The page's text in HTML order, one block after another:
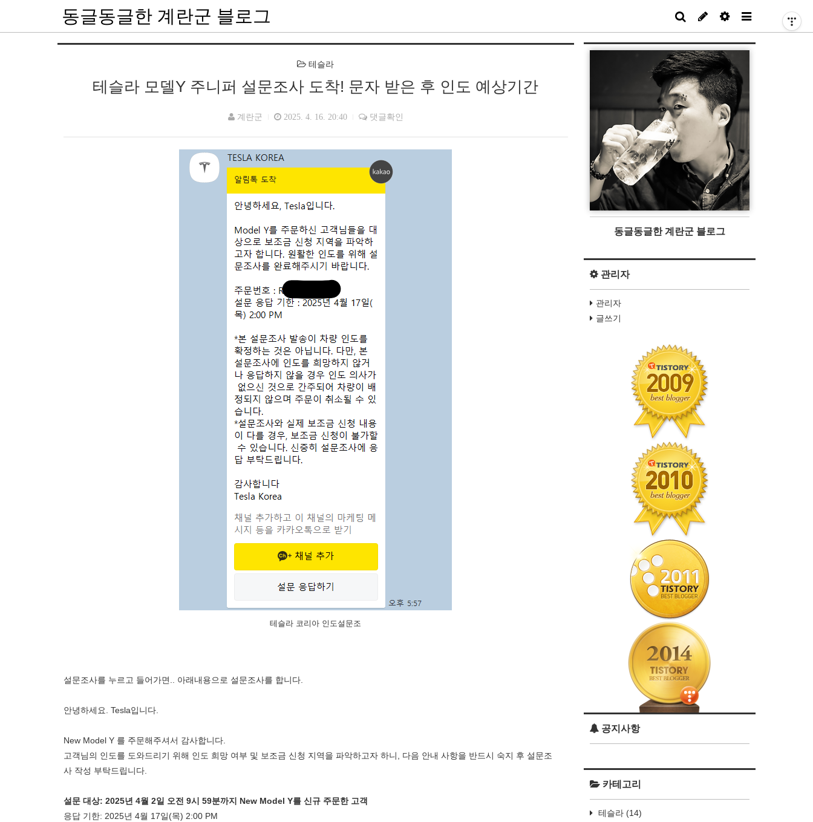
동글동글한 계란군 블로그
테슬라
테슬라 모델Y 주니퍼 설문조사 도착! 문자 받은 후 인도 예상기간
계란군 2025. 4. 16. 20:40 댓글확인
테슬라 코리아 인도설문조
설문조사를 누르고 들어가면.. 아래내용으로 설문조사를 합니다.
안녕하세요. Tesla입니다.
New Model Y 를 주문해주셔서 감사합니다.
고객님의 인도를 도와드리기 위해 인도 희망 여부 및 보조금 신청 지역을 파악하고자 하니, 다음 안내 사항을 반드시 숙지 후 설문조
사 작성 부탁드립니다.
설문 대상: 2025년 4월 2일 오전 9시 59분까지 New Model Y를 신규 주문한 고객
응답 기한: 2025년 4월 17일(목) 2:00 PM
동글동글한 계란군 블로그
관리자
관리자
글쓰기
공지사항
카테고리
테슬라 (14)